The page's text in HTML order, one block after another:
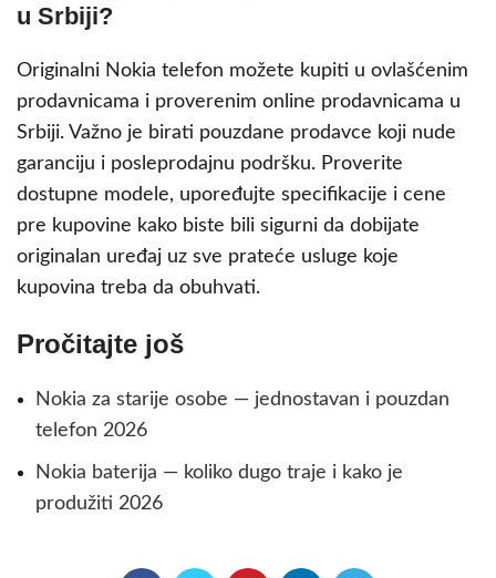
u Srbiji?
Originalni Nokia telefon možete kupiti u ovlašćenim
prodavnicama i proverenim online prodavnicama u
Srbiji. Važno je birati pouzdane prodavce koji nude
garanciju i posleprodajnu podršku. Proverite
dostupne modele, upoređujte specifikacije i cene
pre kupovine kako biste bili sigurni da dobijate
originalan uređaj uz sve prateće usluge koje
kupovina treba da obuhvati.
Pročitajte još
Nokia za starije osobe — jednostavan i pouzdan
telefon 2026
Nokia baterija — koliko dugo traje i kako je
produžiti 2026